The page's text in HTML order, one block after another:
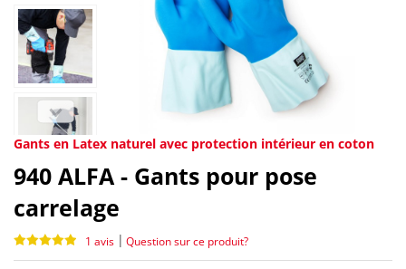
Gants en Latex naturel avec protection intérieur en coton
940 ALFA - Gants pour pose
carrelage
1 avis | Question sur ce produit?